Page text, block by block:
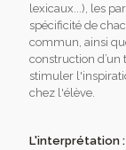
lexicaux...), les
spécificité de
commun, ainsi
construction d’un
stimuler
chez l'élève.
L'interprétation :